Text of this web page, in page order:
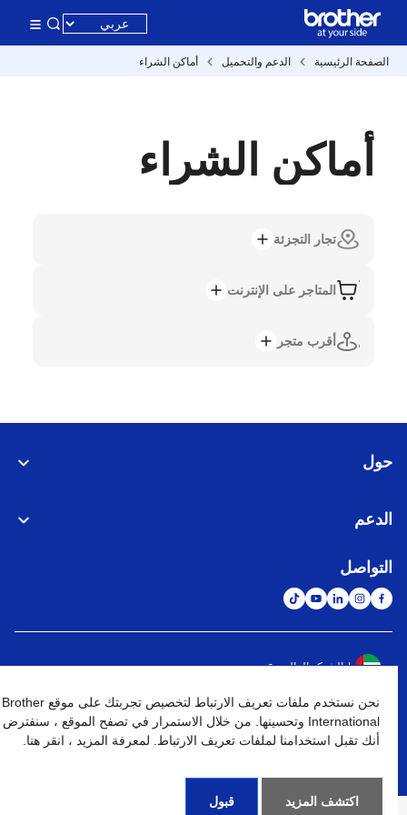
الصفحة الرئيسية الدعم والتحميل أماكن الشراء
أماكن الشراء
تجار التجزئة
المتاجر على الإنترنت
أقرب متجر
حول
الدعم
التواصل
الشبكة العالمية
نهج الخصوصية شروط الإستخدام خريطة الموقع الإنتقال إلى الموقع العالمي
كافة الحقوق محفوظة. BROTHER INTERNATIONAL (GULF) FZE
نحن نستخدم ملفات تعريف الارتباط لتخصيص تجربتك على موقع Brother
International وتحسينها. من خلال الاستمرار في تصفح الموقع ، سنفترض
أنك تقبل استخدامنا لملفات تعريف الارتباط. لمعرفة المزيد ، انقر هنا.
اكتشف المزيد قبول